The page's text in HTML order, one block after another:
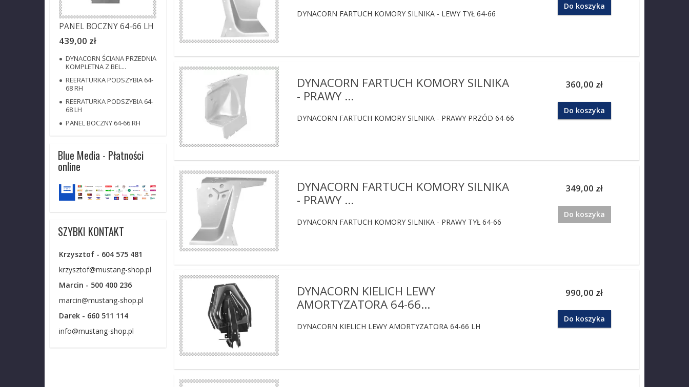
DYNACORN FARTUCH KOMORY SILNIKA - LEWY TYŁ 64-66
Do koszyka
DYNACORN FARTUCH KOMORY SILNIKA
- PRAWY ...
DYNACORN FARTUCH KOMORY SILNIKA - PRAWY PRZÓD 64-66
360,00 zł
Do koszyka
DYNACORN FARTUCH KOMORY SILNIKA
- PRAWY ...
DYNACORN FARTUCH KOMORY SILNIKA - PRAWY TYŁ 64-66
349,00 zł
Do koszyka
DYNACORN KIELICH LEWY
AMORTYZATORA 64-66...
DYNACORN KIELICH LEWY AMORTYZATORA 64-66 LH
990,00 zł
Do koszyka
PANEL BOCZNY 64-66 LH
439,00 zł
DYNACORN ŚCIANA PRZEDNIA
KOMPLETNA Z BEL...
REERATURKA PODSZYBIA 64-
68 RH
REERATURKA PODSZYBIA 64-
68 LH
PANEL BOCZNY 64-66 RH
Blue Media - Płatności
online
SZYBKI KONTAKT
Krzysztof - 604 575 481
krzysztof@mustang-shop.pl
Marcin - 500 400 236
marcin@mustang-shop.pl
Darek - 660 511 114
info@mustang-shop.pl